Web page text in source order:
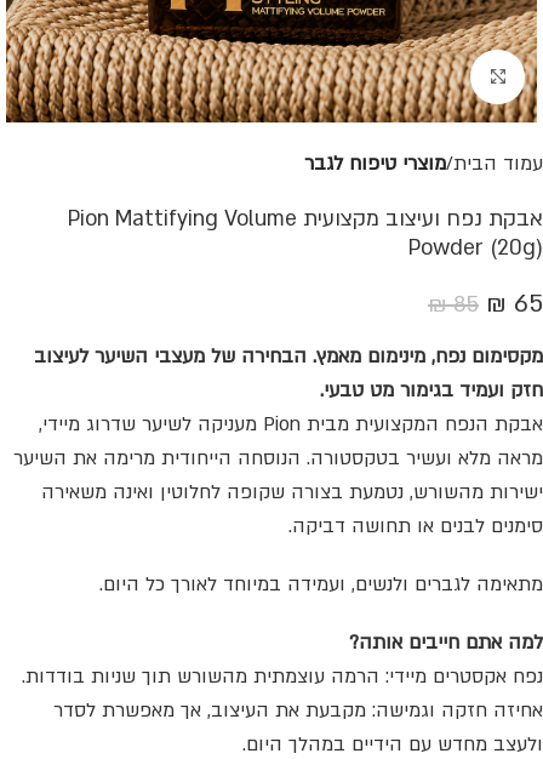
לחצו להגדלת התמונה
עמוד הבית מוצרי טיפוח לגבר
אבקת נפח ועיצוב מקצועית Pion Mattifying Volume
Powder (20g)
₪85 ₪ 65
מקסימום נפח, מינימום מאמץ. הבחירה של מעצבי השיער לעיצוב
חזק ועמיד בגימור מט טבעי.
אבקת הנפח המקצועית מבית Pion מעניקה לשיער שדרוג מיידי,
מראה מלא ועשיר בטקסטורה. הנוסחה הייחודית מרימה את השיער
ישירות מהשורש, נטמעת בצורה שקופה לחלוטין ואינה משאירה
סימנים לבנים או תחושה דביקה.
מתאימה לגברים ולנשים, ועמידה במיוחד לאורך כל היום.
למה אתם חייבים אותה?
נפח אקסטרים מיידי: הרמה עוצמתית מהשורש תוך שניות בודדות.
אחיזה חזקה וגמישה: מקבעת את העיצוב, אך מאפשרת לסדר
ולעצב מחדש עם הידיים במהלך היום.